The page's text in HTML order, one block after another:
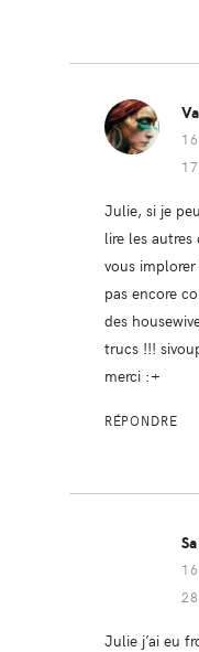
Julie, si je
lire les autres
vous
pas encore
des
trucs !!!
merci :+
RÉPONDRE
Julie j’ai eu